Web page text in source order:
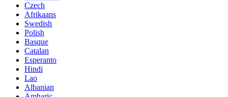
Czech
Afrikaans
Swedish
Polish
Basque
Catalan
Esperanto
Hindi
Lao
Albanian